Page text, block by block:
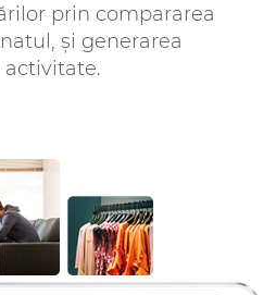
prin compararea
și generarea
activitate.